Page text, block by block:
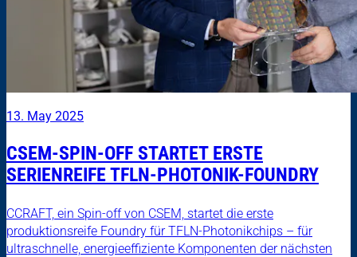
13. May 2025
CSEM-SPIN-OFF STARTET ERSTE
SERIENREIFE TFLN-PHOTONIK-FOUNDRY
CCRAFT, ein Spin-off von CSEM, startet die erste
produktionsreife Foundry für TFLN-Photonikchips – für
ultraschnelle, energieeffiziente Komponenten der nächsten